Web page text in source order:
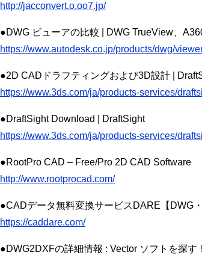
http://jacconvert.o.oo7.jp/
●DWG ビューアの比較 | DWG TrueView、
https://www.autodesk.co.jp/products/dwg/
●2D CADドラフティングおよび3D設計 |
https://www.3ds.com/ja/products-services/
●DraftSight Download | DraftSight
https://www.3ds.com/ja/products-services/
●RootPro CAD – Free/Pro 2D CAD Software
http://www.rootprocad.com/
●CADデータ無料変換サービスDARE【DWG
https://caddare.com/
●DWG2DXFの詳細情報 : Vector ソフトを探す！